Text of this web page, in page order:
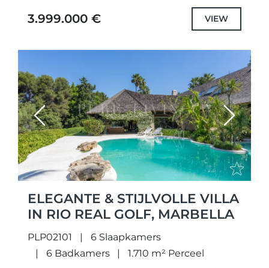
winkels en een ruime keuze aan
3.999.000 € VIEW
Previous Next
ELEGANTE & STIJLVOLLE VILLA
IN RIO REAL GOLF, MARBELLA
PLP02101
6 Slaapkamers
6 Badkamers
1.710 m² Perceel